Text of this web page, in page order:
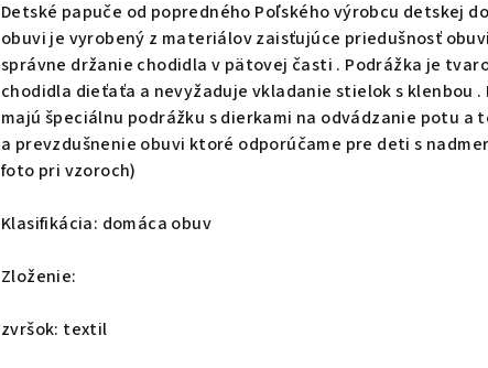
Detské papuče od popredného Poľského výrobcu detskej
obuvi je vyrobený z materiálov zaisťujúce priedušnosť
správne držanie chodidla v pätovej časti . Podrážka je
chodidla dieťaťa a nevyžaduje vkladanie stielok s klenbou
majú špeciálnu podrážku s dierkami na odvádzanie potu a
a prevzdušnenie obuvi ktoré odporúčame pre deti s
foto pri vzoroch)
Klasifikácia: domáca obuv
Zloženie:
zvršok: textil